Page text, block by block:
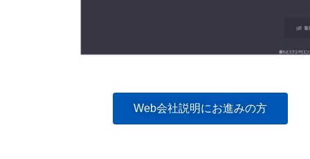
Web会社説明にお進みの方